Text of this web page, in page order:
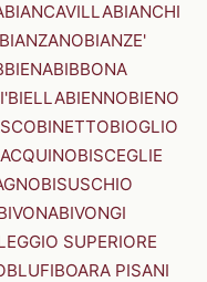
BIANCAVILLABIANCHI
BIANZANOBIANZE'
BIBBONA
BIELLABIENNOBIENO
BINETTOBIOGLIO
BISCEGLIE
BISUSCHIO
BIVONGI
SUPERIORE
BLUFIBOARA PISANI